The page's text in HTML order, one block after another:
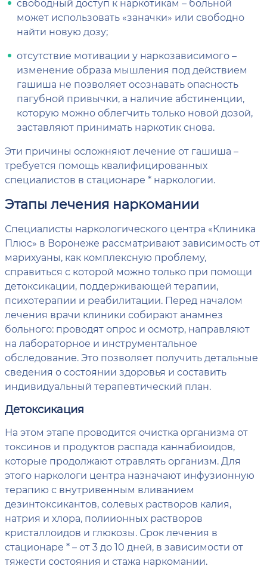
свободный доступ к наркотикам – больной
может использовать «заначки» или свободно
найти новую дозу;
отсутствие мотивации у наркозависимого –
изменение образа мышления под действием
гашиша не позволяет осознавать опасность
пагубной привычки, а наличие абстиненции,
которую можно облегчить только новой дозой,
заставляют принимать наркотик снова.
Эти причины осложняют лечение от гашиша –
требуется помощь квалифицированных
специалистов в стационаре * наркологии.
Этапы лечения наркомании
Специалисты наркологического центра «Клиника
Плюс» в Воронеже рассматривают зависимость от
марихуаны, как комплексную проблему,
справиться с которой можно только при помощи
детоксикации, поддерживающей терапии,
психотерапии и реабилитации. Перед началом
лечения врачи клиники собирают анамнез
больного: проводят опрос и осмотр, направляют
на лабораторное и инструментальное
обследование. Это позволяет получить детальные
сведения о состоянии здоровья и составить
индивидуальный терапевтический план.
Детоксикация
На этом этапе проводится очистка организма от
токсинов и продуктов распада каннабиоидов,
которые продолжают отравлять организм. Для
этого наркологи центра назначают инфузионную
терапию с внутривенным вливанием
дезинтоксикантов, солевых растворов калия,
натрия и хлора, полиионных растворов
кристаллоидов и глюкозы. Срок лечения в
стационаре * – от 3 до 10 дней, в зависимости от
тяжести состояния и стажа наркомании.